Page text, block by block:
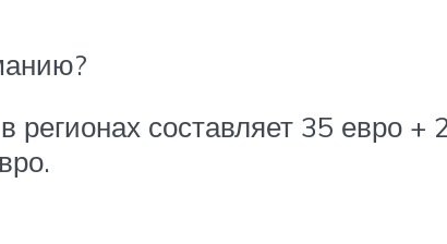
составляет 35 евро +